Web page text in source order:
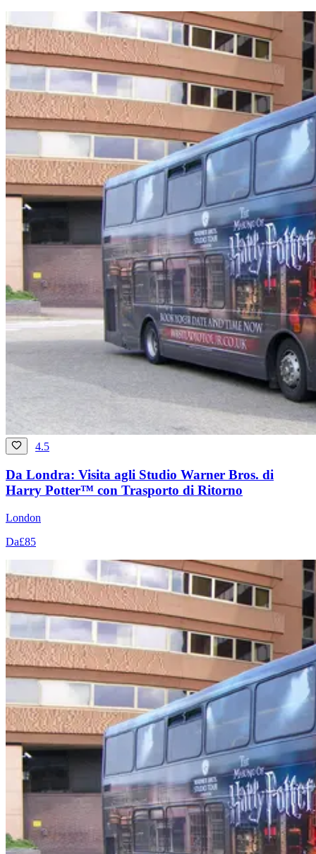
4.5
Da Londra: Visita agli Studio Warner Bros. di
Harry Potter™ con Trasporto di Ritorno
London
Da£85